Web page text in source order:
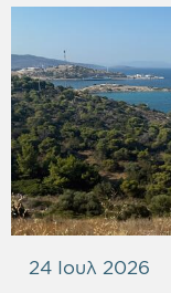
24 Ιουλ 2026